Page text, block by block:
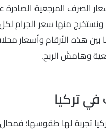
الصرف المرجعية الصادرة
ونستخرج منها سعر الجرام
بين هذه الأرقام وأسعار
وهامش الربح.
تركيا
تجربة لها طقوسها؛